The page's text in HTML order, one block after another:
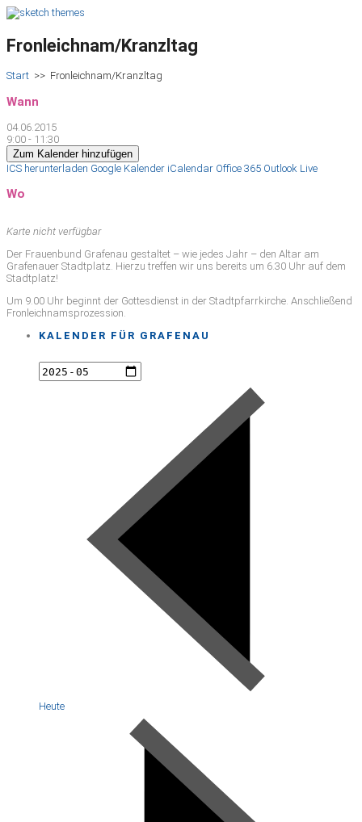
Fronleichnam/Kranzltag
Start >> Fronleichnam/Kranzltag
Wann
04.06.2015
9:00 - 11:30
Zum Kalender hinzufügen
ICS herunterladen Google Kalender iCalendar Office 365 Outlook Live
Wo
Karte nicht verfügbar
Der Frauenbund Grafenau gestaltet – wie jedes Jahr – den Altar am
Grafenauer Stadtplatz. Hierzu treffen wir uns bereits um 6.30 Uhr auf dem
Stadtplatz!
Um 9.00 Uhr beginnt der Gottesdienst in der Stadtpfarrkirche. Anschließend
Fronleichnamsprozession.
KALENDER FÜR GRAFENAU
Heute